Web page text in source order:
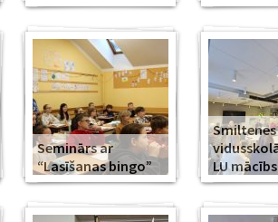
Seminārs ar
“Lasīšanas bingo”
Smiltenes
LU